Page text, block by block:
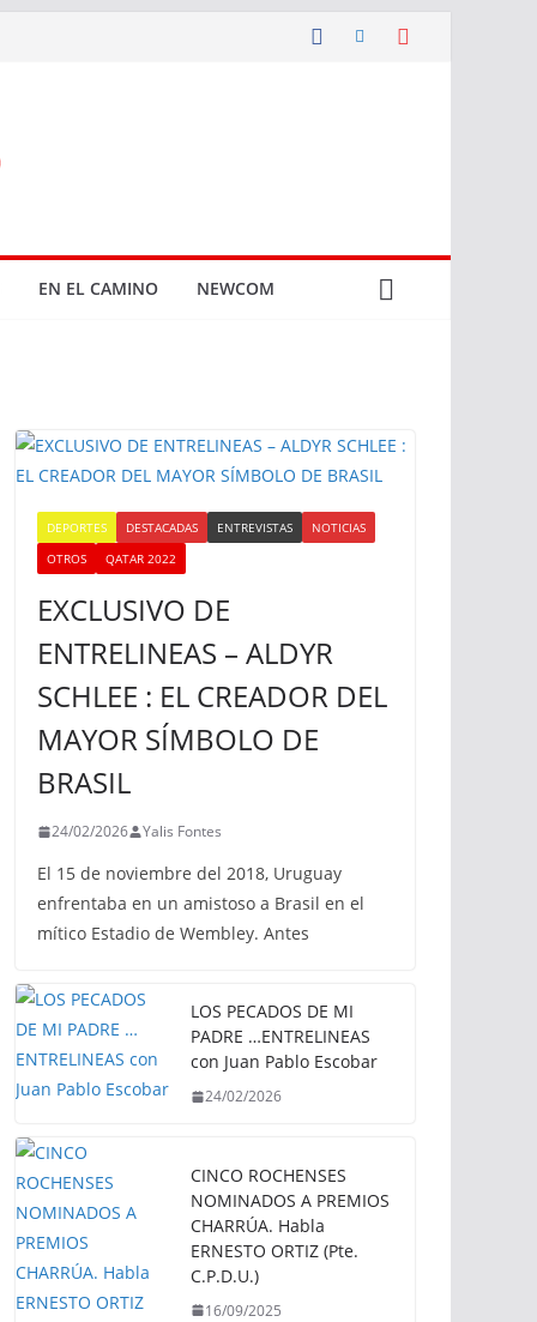
EN EL CAMINO NEWCOM
DEPORTES DESTACADAS ENTREVISTAS
NOTICIAS
OTROS
QATAR 2022
EXCLUSIVO DE
ENTRELINEAS – ALDYR
SCHLEE : EL CREADOR DEL
MAYOR SÍMBOLO DE
BRASIL
24/02/2026 Yalis Fontes
El 15 de noviembre del 2018, Uruguay
enfrentaba en un amistoso a Brasil en el
mítico Estadio de Wembley. Antes
LOS PECADOS DE MI
PADRE …ENTRELINEAS
con Juan Pablo Escobar
24/02/2026
CINCO ROCHENSES
NOMINADOS A PREMIOS
CHARRÚA. Habla
ERNESTO ORTIZ (Pte.
C.P.D.U.)
16/09/2025